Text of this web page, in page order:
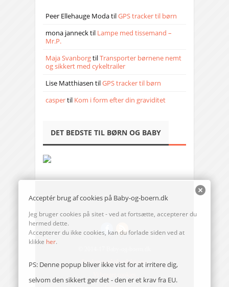
Peer Ellehauge ModatilGPS tracker til børn
mona jannecktil Lampe med tissemand –
Mr.P.
Maja SvanborgtilTransporter børnene nemt
og sikkert med cykeltrailer
Lise Matthiasen tilGPS tracker til børn
caspertil Kom i form efter din graviditet
DET BEDSTE TIL BØRN OG BABY
Send en mail til redaktionen
Acceptér brug af cookies på Baby-og-boern.dk
Jeg bruger cookies på sitet - ved at fortsætte, accepterer du
hermed dette.
Accepterer du ikke cookies, kan du forlade siden ved at
klikke her.
PS: Denne popup bliver ikke vist for at irritere dig,
selvom den sikkert gør det - den er et krav fra EU.